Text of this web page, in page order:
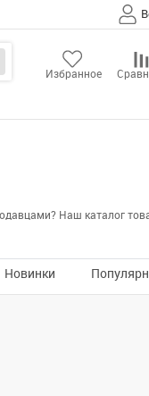
Избранное
Наш каталог
Новинки